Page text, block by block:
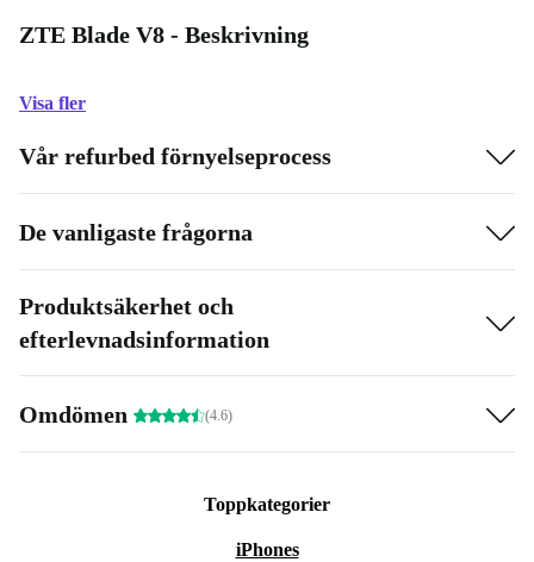
ZTE Blade V8 - Beskrivning
Visa fler
Vår refurbed förnyelseprocess
De vanligaste frågorna
Produktsäkerhet och
efterlevnadsinformation
Omdömen (4.6)
Toppkategorier
iPhones